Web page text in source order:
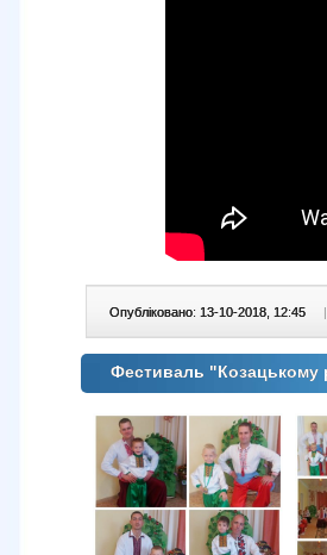
Опубліковано: 13-10-2018, 12:45 |
Фестиваль